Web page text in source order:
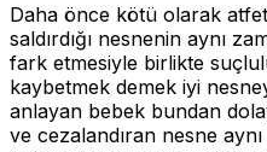
Daha önce kötü olarak
saldırdığı nesnenin aynı
fark etmesiyle birlikte
kaybetmek demek iyi
anlayan bebek bundan
ve cezalandıran nesne